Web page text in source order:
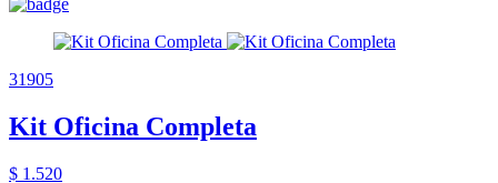
31905
Kit Oficina Completa
$ 1.520